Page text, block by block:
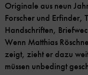
Originale aus neun
Forscher und Erfinder,
Handschriften,
Wenn Matthias
zeigt, zieht er dazu
müssen unbedingt